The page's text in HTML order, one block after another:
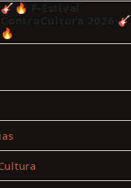
🎸🔥 F-Estival
ContraCultura 2026 🎸
🔥